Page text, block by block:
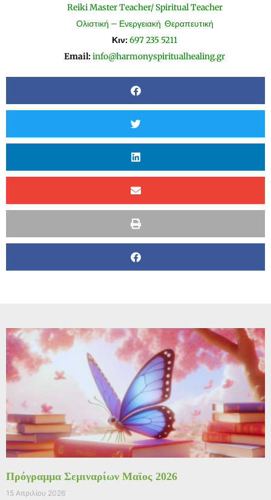
Reiki Master Teacher/ Spiritual Teacher
Ολιστική – Ενεργειακή Θεραπευτική
Κιν: 697 235 5211
Email: info@harmonyspiritualhealing.gr
Πρόγραμμα Σεμιναρίων Μαϊος 2026
15 Απριλίου 2026